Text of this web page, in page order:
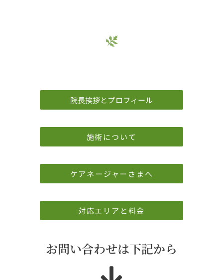
院長挨拶とプロフィール
施術について
ケアネージャーさまへ
対応エリアと料金
お問い合わせは下記から